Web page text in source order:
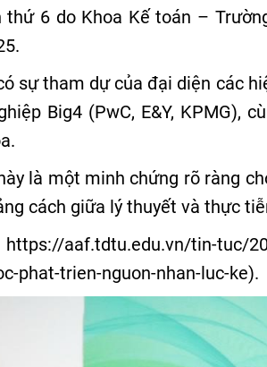
thứ 6 do Khoa Kế toán –
sự tham dự của đại diện các
Big4 (PwC, E&Y, KPMG),
là một minh chứng rõ ràng
cách giữa lý thuyết và thực
https://aaf.tdtu.edu.vn/tin-tuc/
phat-trien-nguon-nhan-luc-ke).